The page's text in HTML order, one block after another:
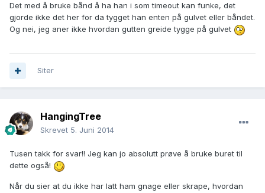
Det med å bruke bånd å ha han i som timeout kan funke, det
gjorde ikke det her for da tygget han enten på gulvet eller båndet.
Og nei, jeg aner ikke hvordan gutten greide tygge på gulvet
Siter
HangingTree
Skrevet 5. Juni 2014
Tusen takk for svar!! Jeg kan jo absolutt prøve å bruke buret til
dette også!
Når du sier at du ikke har latt ham gnage eller skrape, hvordan